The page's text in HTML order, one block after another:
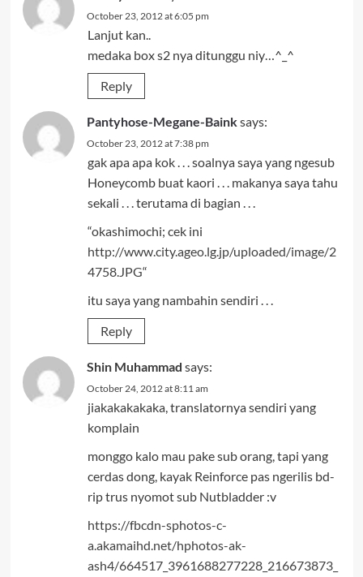
October 23, 2012 at 6:05 pm
Lanjut kan..
medaka box s2 nya ditunggu niy…^_^
Reply
Pantyhose-Megane-Bainksays:
October 23, 2012 at 7:38 pm
gak apa apa kok . . . soalnya saya yang ngesub
Honeycomb buat kaori . . . makanya saya tahu
sekali . . . terutama di bagian . . .
“okashimochi; cek ini
http://www.city.ageo.lg.jp/uploaded/image/2
4758.JPG“
itu saya yang nambahin sendiri . . .
Reply
Shin Muhammad says:
October 24, 2012 at 8:11 am
jiakakakakaka, translatornya sendiri yang
komplain
monggo kalo mau pake sub orang, tapi yang
cerdas dong, kayak Reinforce pas ngerilis bd-
rip trus nyomot sub Nutbladder :v
https://fbcdn-sphotos-c-
a.akamaihd.net/hphotos-ak-
ash4/664517_3961688277228_216673873_